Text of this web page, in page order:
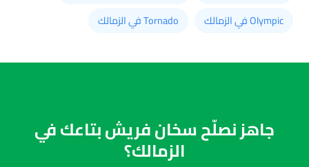
Olympic في الزمالك
Tornado في الزمالك
جاهز نصلّح سخان فريش بتاعك في
الزمالك؟